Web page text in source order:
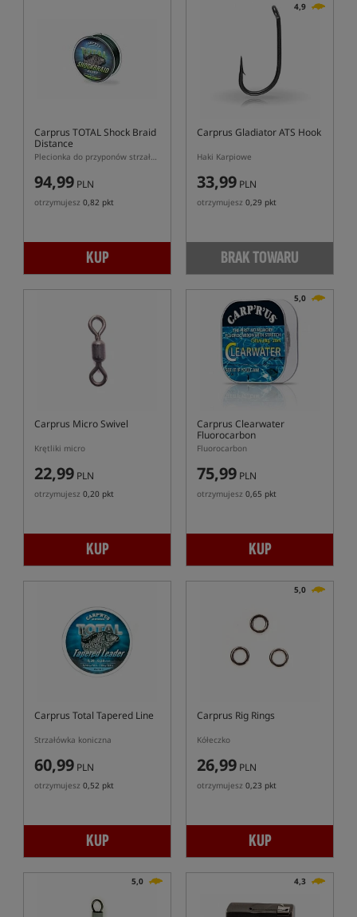
Carprus TOTAL Shock Braid
Distance
Plecionka do przyponów strzałowych
94,99 PLN
otrzymujesz 0,82 pkt
KUP
4,9
Carprus Gladiator ATS Hook
Haki Karpiowe
33,99 PLN
otrzymujesz 0,29 pkt
BRAK TOWARU
Carprus Micro Swivel
Krętliki micro
22,99 PLN
otrzymujesz 0,20 pkt
KUP
5,0
Carprus Clearwater
Fluorocarbon
Fluorocarbon
75,99 PLN
otrzymujesz 0,65 pkt
KUP
Carprus Total Tapered Line
Strzałówka koniczna
60,99 PLN
otrzymujesz 0,52 pkt
KUP
5,0
Carprus Rig Rings
Kółeczko
26,99 PLN
otrzymujesz 0,23 pkt
KUP
5,0 4,3